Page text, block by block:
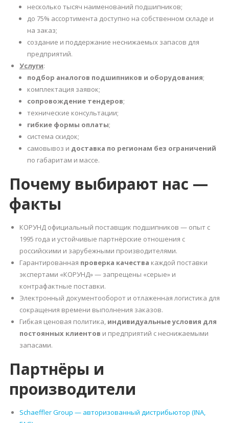
несколько тысяч наименований подшипников;
до 75% ассортимента доступно на собственном складе и
на заказ;
создание и поддержание неснижаемых запасов для
предприятий.
Услуги:
подбор аналогов подшипников и оборудования;
комплектация заявок;
сопровождение тендеров;
технические консультации;
гибкие формы оплаты;
система скидок;
самовывоз и доставка по регионам без ограничений
по габаритам и массе.
Почему выбирают нас —
факты
КОРУНД официальный поставщик подшипников — опыт с
1995 года и устойчивые партнёрские отношения с
российскими и зарубежными производителями.
Гарантированная проверка качества каждой поставки
экспертами «КОРУНД» — запрещены «серые» и
контрафактные поставки.
Электронный документооборот и отлаженная логистика для
сокращения времени выполнения заказов.
Гибкая ценовая политика, индивидуальные условия для
постоянных клиентов и предприятий с неснижаемыми
запасами.
Партнёры и
производители
Schaeffler Group — авторизованный дистрибьютор (INA,